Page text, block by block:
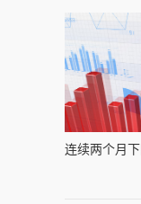
连续两个月